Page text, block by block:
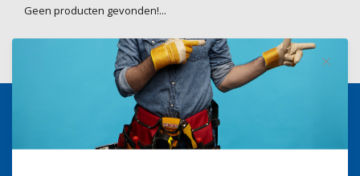
Geen producten gevonden!...
Wij helpen je graag